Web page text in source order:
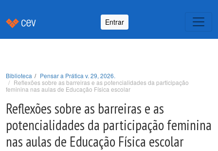
Entrar
Biblioteca
Pensar a Prática v. 29, 2026.
Reflexões sobre as barreiras e as potencialidades da participação
feminina nas aulas de Educação Física escolar
Reflexões sobre as barreiras e as
potencialidades da participação feminina
nas aulas de Educação Física escolar